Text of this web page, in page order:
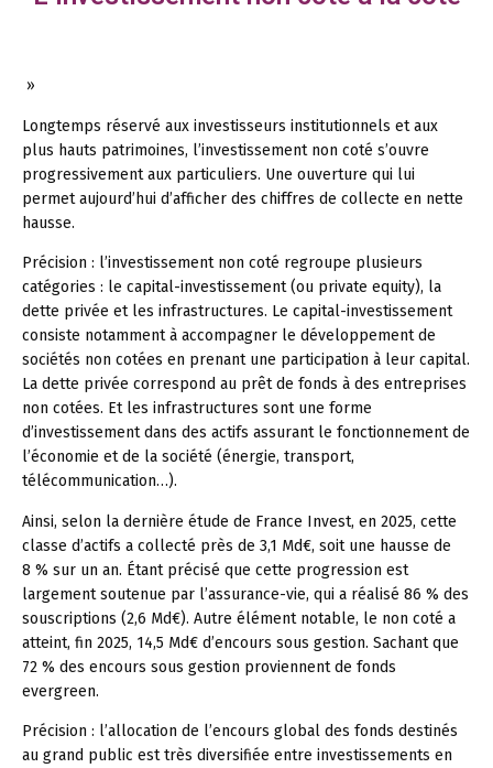
»
Longtemps réservé aux investisseurs institutionnels et aux
plus hauts patrimoines, l’investissement non coté s’ouvre
progressivement aux particuliers. Une ouverture qui lui
permet aujourd’hui d’afficher des chiffres de collecte en nette
hausse.
Précision : l’investissement non coté regroupe plusieurs
catégories : le capital-investissement (ou private equity), la
dette privée et les infrastructures. Le capital-investissement
consiste notamment à accompagner le développement de
sociétés non cotées en prenant une participation à leur capital.
La dette privée correspond au prêt de fonds à des entreprises
non cotées. Et les infrastructures sont une forme
d’investissement dans des actifs assurant le fonctionnement de
l’économie et de la société (énergie, transport,
télécommunication…).
Ainsi, selon la dernière étude de France Invest, en 2025, cette
classe d’actifs a collecté près de 3,1 Md€, soit une hausse de
8 % sur un an. Étant précisé que cette progression est
largement soutenue par l’assurance-vie, qui a réalisé 86 % des
souscriptions (2,6 Md€). Autre élément notable, le non coté a
atteint, fin 2025, 14,5 Md€ d’encours sous gestion. Sachant que
72 % des encours sous gestion proviennent de fonds
evergreen.
Précision : l’allocation de l’encours global des fonds destinés
au grand public est très diversifiée entre investissements en